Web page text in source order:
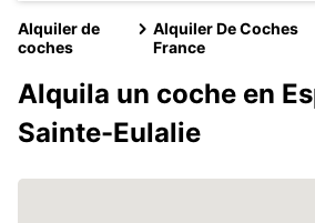
Alquiler de
coches
Alquiler De Coches
France
Alquila un coche en
Sainte-Eulalie